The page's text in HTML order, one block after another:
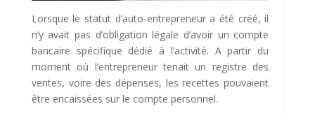
Lorsque le statut d’auto-entrepreneur a été créé, il
n’y avait pas d’obligation légale d’avoir un compte
bancaire spécifique dédié à l’activité. A partir du
moment où l’entrepreneur tenait un registre des
ventes, voire des dépenses, les recettes pouvaient
être encaissées sur le compte personnel.